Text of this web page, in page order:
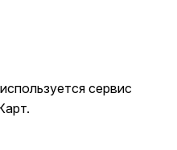
сервис